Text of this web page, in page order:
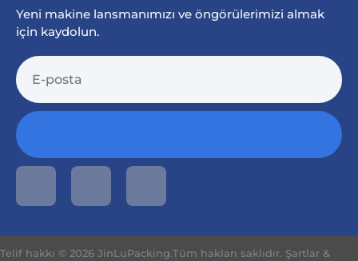
Yeni makine lansmanımızı ve öngörülerimizi almak
için kaydolun.
Telif hakkı © 2026 JinLuPacking.Tüm hakları saklıdır. Şartlar &